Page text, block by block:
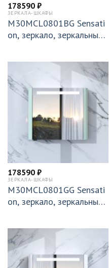
178590 ₽
ЗЕРКАЛА-ШКАФЫ
M30MCL0801BG Sensati
on, зеркало, зеркальный
178590 ₽
ЗЕРКАЛА-ШКАФЫ
M30MCL0801GG Sensati
on, зеркало, зеркальный
евая,шт